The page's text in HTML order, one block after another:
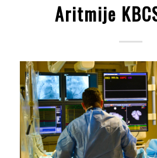
Aritmije